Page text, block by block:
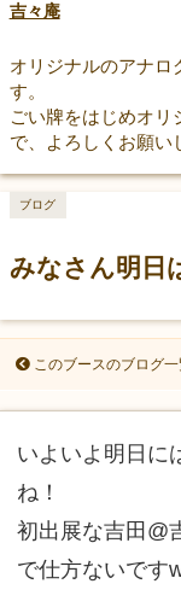
吉々庵
オリジナルのアナロ
す。
ごい牌をはじめオリ
で、よろしくお願い
みなさん明日
ブログ
このブースのブログ
いよいよ明日に
ね！
初出展な吉田@
で仕方ないです